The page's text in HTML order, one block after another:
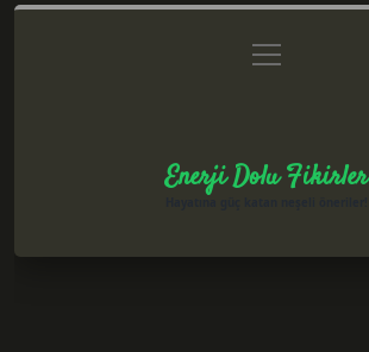
Gizlilik Politikası
menüyü
aç
Enerji Dolu Fikirler